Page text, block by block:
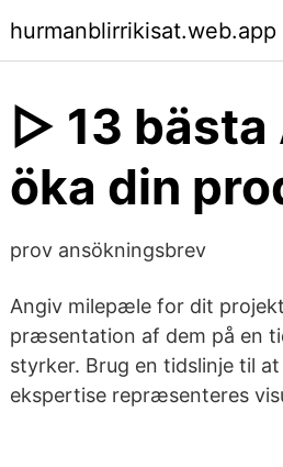
hurmanblirrikisat.web.app
▷ 13
öka din
prov ansökningsbrev
Angiv milepæle for dit
præsentation af dem på en
styrker. Brug en tidslinje til
ekspertise repræsenteres